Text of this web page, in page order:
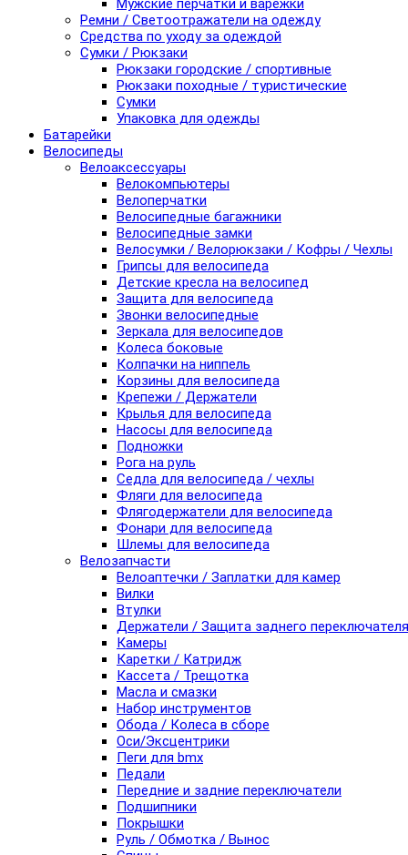
Мужские перчатки и варежки
Ремни / Светоотражатели на одежду
Средства по уходу за одеждой
Сумки / Рюкзаки
Рюкзаки городские / спортивные
Рюкзаки походные / туристические
Сумки
Упаковка для одежды
Батарейки
Велосипеды
Велоаксессуары
Велокомпьютеры
Велоперчатки
Велосипедные багажники
Велосипедные замки
Велосумки / Велорюкзаки / Кофры / Чехлы
Грипсы для велосипеда
Детские кресла на велосипед
Защита для велосипеда
Звонки велосипедные
Зеркала для велосипедов
Колеса боковые
Колпачки на ниппель
Корзины для велосипеда
Крепежи / Держатели
Крылья для велосипеда
Насосы для велосипеда
Подножки
Рога на руль
Седла для велосипеда / чехлы
Фляги для велосипеда
Флягодержатели для велосипеда
Фонари для велосипеда
Шлемы для велосипеда
Велозапчасти
Велоаптечки / Заплатки для камер
Вилки
Втулки
Держатели / Защита заднего переключателя
Камеры
Каретки / Катридж
Кассета / Трещотка
Масла и смазки
Набор инструментов
Обода / Колеса в сборе
Оси/Эксцентрики
Пеги для bmx
Педали
Передние и задние переключатели
Подшипники
Покрышки
Руль / Обмотка / Вынос